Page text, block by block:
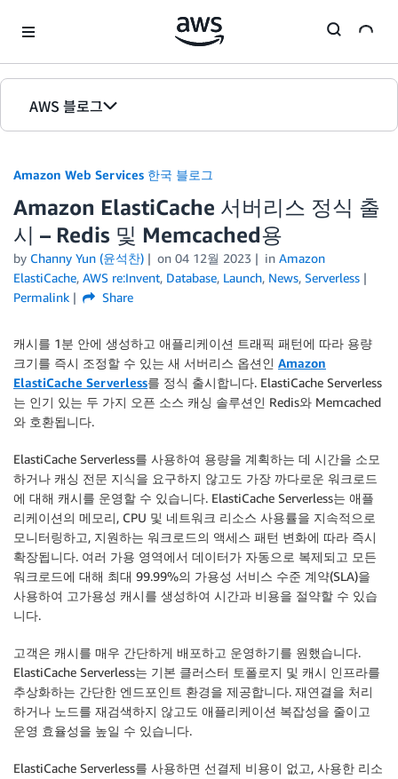
AWS 블로그
홈
에디션
Amazon Web Services 한국 블로그
Amazon ElastiCache 서버리스 정식 출
시 – Redis 및 Memcached용
by Channy Yun (윤석찬) on 04 12월 2023 in Amazon
ElastiCache, AWS re:Invent, Database, Launch, News, Serverless
Permalink
Share
캐시를 1분 안에 생성하고 애플리케이션 트래픽 패턴에 따라 용량
크기를 즉시 조정할 수 있는 새 서버리스 옵션인 Amazon
ElastiCache Serverless를 정식 출시합니다. ElastiCache Serverless
는 인기 있는 두 가지 오픈 소스 캐싱 솔루션인 Redis와 Memcached
와 호환됩니다.
ElastiCache Serverless를 사용하여 용량을 계획하는 데 시간을 소모
하거나 캐싱 전문 지식을 요구하지 않고도 가장 까다로운 워크로드
에 대해 캐시를 운영할 수 있습니다. ElastiCache Serverless는 애플
리케이션의 메모리, CPU 및 네트워크 리소스 사용률을 지속적으로
모니터링하고, 지원하는 워크로드의 액세스 패턴 변화에 따라 즉시
확장됩니다. 여러 가용 영역에서 데이터가 자동으로 복제되고 모든
워크로드에 대해 최대 99.99%의 가용성 서비스 수준 계약(SLA)을
사용하여 고가용성 캐시를 생성하여 시간과 비용을 절약할 수 있습
니다.
고객은 캐시를 매우 간단하게 배포하고 운영하기를 원했습니다.
ElastiCache Serverless는 기본 클러스터 토폴로지 및 캐시 인프라를
추상화하는 간단한 엔드포인트 환경을 제공합니다. 재연결을 처리
하거나 노드를 재검색하지 않고도 애플리케이션 복잡성을 줄이고
운영 효율성을 높일 수 있습니다.
ElastiCache Serverless를 사용하면 선결제 비용이 없고, 사용한 리소